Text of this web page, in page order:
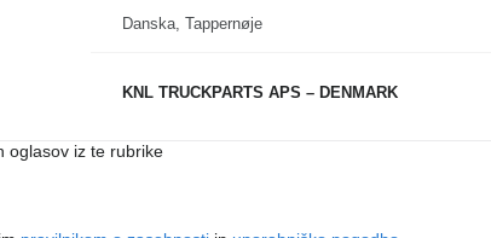
Danska, Tappernøje
KNL TRUCKPARTS APS – DENMARK
oglasov iz te rubrike